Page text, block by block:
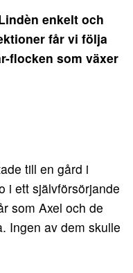
enkelt och
får vi följa
flocken som växer
till en gård i
i ett självförsörjande
som Axel och de
Ingen av dem skulle